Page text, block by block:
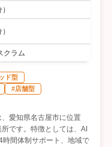
クラム
ド型
#店舗型
愛知県名古屋市に位置
です。特徴としては、AI
間体制サポート、地域で